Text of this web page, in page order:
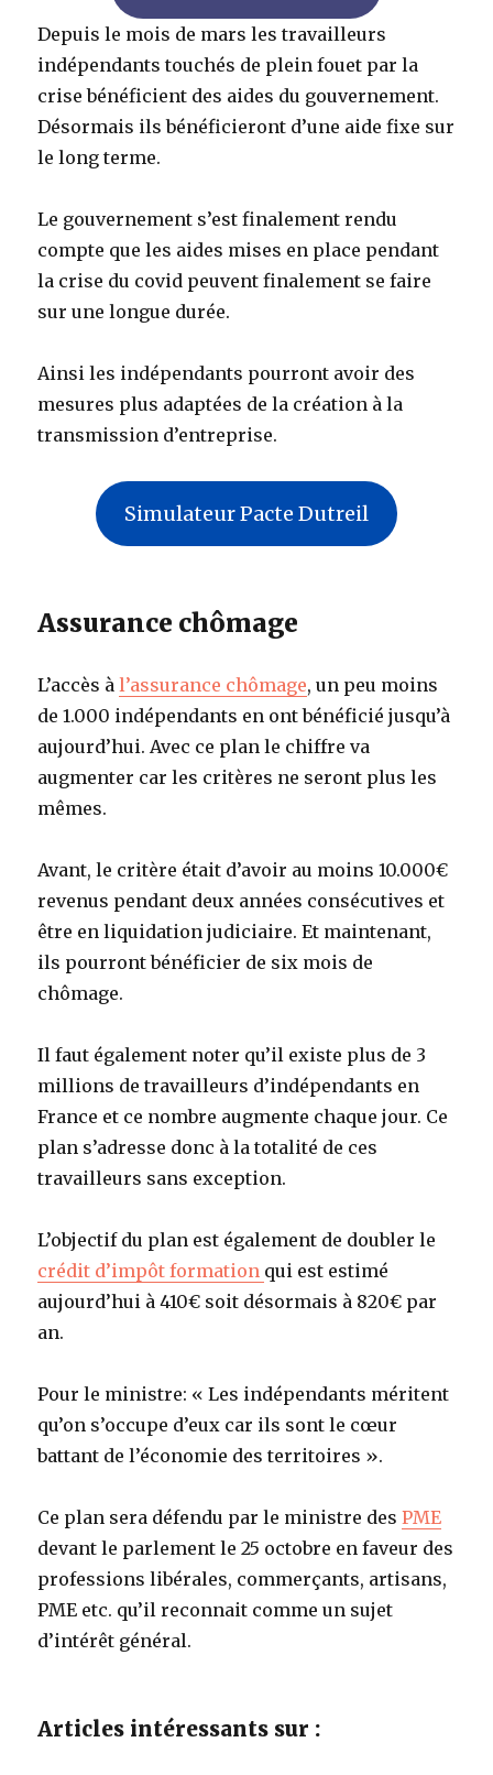
Depuis le mois de mars les travailleurs
indépendants touchés de plein fouet par la
crise bénéficient des aides du gouvernement.
Désormais ils bénéficieront d’une aide fixe sur
le long terme.
Le gouvernement s’est finalement rendu
compte que les aides mises en place pendant
la crise du covid peuvent finalement se faire
sur une longue durée.
Ainsi les indépendants pourront avoir des
mesures plus adaptées de la création à la
transmission d’entreprise.
Simulateur Pacte Dutreil
Assurance chômage
L’accès àl’assurance chômage, un peu moins
de 1.000 indépendants en ont bénéficié jusqu’à
aujourd’hui. Avec ce plan le chiffre va
augmenter car les critères ne seront plus les
mêmes.
Avant, le critère était d’avoir au moins 10.000€
revenus pendant deux années consécutives et
être en liquidation judiciaire. Et maintenant,
ils pourront bénéficier de six mois de
chômage.
Il faut également noter qu’il existe plus de 3
millions de travailleurs d’indépendants en
France et ce nombre augmente chaque jour. Ce
plan s’adresse donc à la totalité de ces
travailleurs sans exception.
L’objectif du plan est également de doubler le
crédit d’impôt formation qui est estimé
aujourd’hui à 410€ soit désormais à 820€ par
an.
Pour le ministre: « Les indépendants méritent
qu’on s’occupe d’eux car ils sont le cœur
battant de l’économie des territoires ».
Ce plan sera défendu par le ministre desPME
devant le parlement le 25 octobre en faveur des
professions libérales, commerçants, artisans,
PME etc. qu’il reconnait comme un sujet
d’intérêt général.
Articles intéressants sur :